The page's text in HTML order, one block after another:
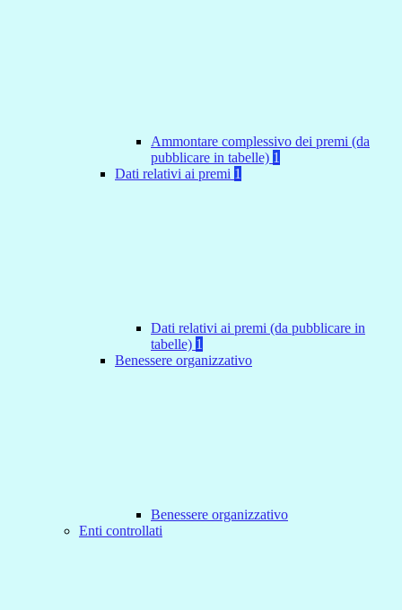
Ammontare complessivo dei premi (da
pubblicare in tabelle) 1
Dati relativi ai premi 1
Dati relativi ai premi (da pubblicare in
tabelle) 1
Benessere organizzativo
Benessere organizzativo
Enti controllati